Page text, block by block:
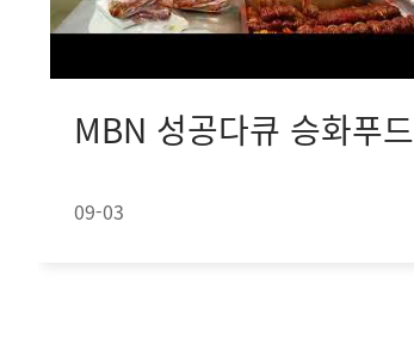
MBN 성공다큐 승화푸드
09-03